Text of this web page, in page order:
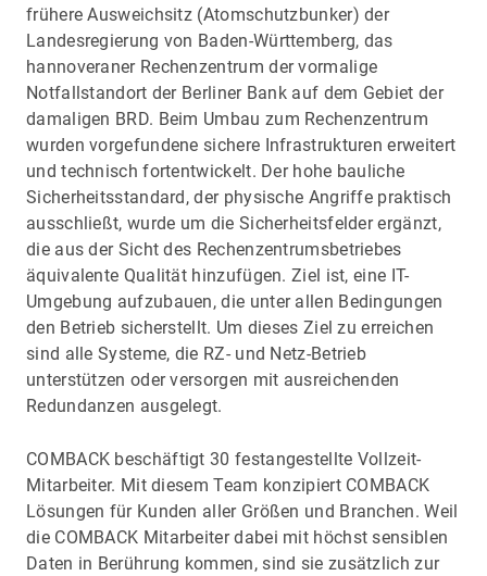
frühere Ausweichsitz (Atomschutzbunker) der
Landesregierung von Baden-Württemberg, das
hannoveraner Rechenzentrum der vormalige
Notfallstandort der Berliner Bank auf dem Gebiet der
damaligen BRD. Beim Umbau zum Rechenzentrum
wurden vorgefundene sichere Infrastrukturen erweitert
und technisch fortentwickelt. Der hohe bauliche
Sicherheitsstandard, der physische Angriffe praktisch
ausschließt, wurde um die Sicherheitsfelder ergänzt,
die aus der Sicht des Rechenzentrumsbetriebes
äquivalente Qualität hinzufügen. Ziel ist, eine IT-
Umgebung aufzubauen, die unter allen Bedingungen
den Betrieb sicherstellt. Um dieses Ziel zu erreichen
sind alle Systeme, die RZ- und Netz-Betrieb
unterstützen oder versorgen mit ausreichenden
Redundanzen ausgelegt.
COMBACK beschäftigt 30 festangestellte Vollzeit-
Mitarbeiter. Mit diesem Team konzipiert COMBACK
Lösungen für Kunden aller Größen und Branchen. Weil
die COMBACK Mitarbeiter dabei mit höchst sensiblen
Daten in Berührung kommen, sind sie zusätzlich zur